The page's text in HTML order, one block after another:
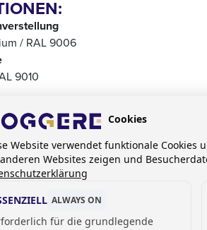
/ RAL 9006
9010
Kunststoff-Gehäuse
m3/h
°C
Cookies
Website verwendet funktionale
Websites zeigen und
ALWAYS ON
für die grundlegende